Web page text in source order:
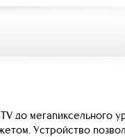
до мегапиксельного
Устройство